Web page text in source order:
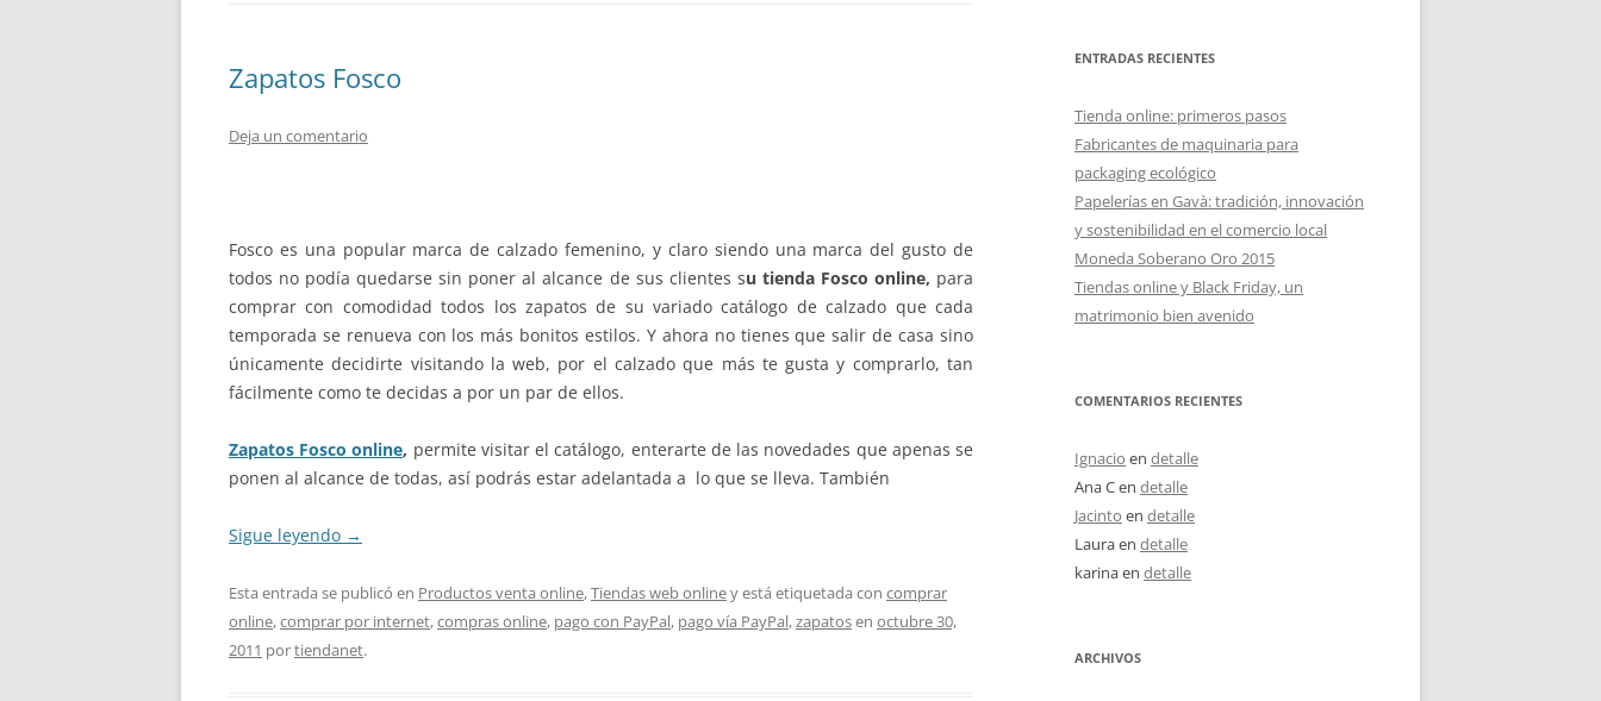
Zapatos Fosco
Deja un comentario
Fosco es una popular marca de calzado femenino, y claro siendo una marca del gusto de
todos no podía quedarse sin poner al alcance de sus clientes su tienda Fosco online, para
comprar con comodidad todos los zapatos de su variado catálogo de calzado que cada
temporada se renueva con los más bonitos estilos. Y ahora no tienes que salir de casa sino
únicamente decidirte visitando la web, por el calzado que más te gusta y comprarlo, tan
fácilmente como te decidas a por un par de ellos.
Zapatos Fosco online, permite visitar el catálogo, enterarte de las novedades que apenas se
ponen al alcance de todas, así podrás estar adelantada a lo que se lleva. También
Sigue leyendo →
Esta entrada se publicó en Productos venta online,Tiendas web onliney está etiquetada con comprar
online,comprar por internet,compras online, pago con PayPal, pago vía PayPal,zapatosen octubre 30,
2011 portiendanet.
ENTRADAS RECIENTES
Tienda online: primeros pasos
Fabricantes de maquinaria para
packaging ecológico
Papelerías en Gavà: tradición, innovación
y sostenibilidad en el comercio local
Moneda Soberano Oro 2015
Tiendas online y Black Friday, un
matrimonio bien avenido
COMENTARIOS RECIENTES
Ignacio en detalle
Ana Cen detalle
Jacinto en detalle
Lauraen detalle
karinaen detalle
ARCHIVOS